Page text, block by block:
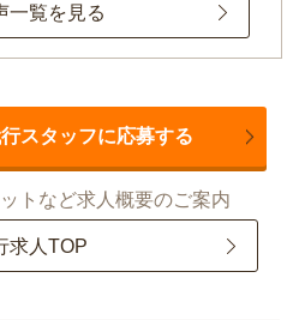
一覧を見る
スタッフに応募する
トなど求人概要のご案内
求人TOP